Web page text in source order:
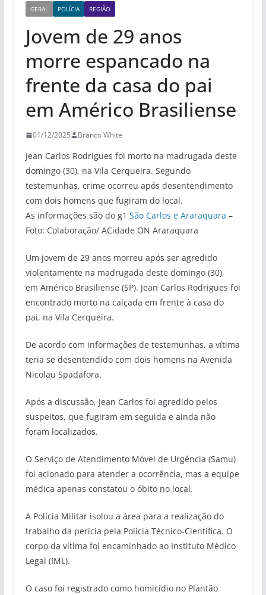
GERAL POLÍCIA REGIÃO
Jovem de 29 anos
morre espancado na
frente da casa do pai
em Américo Brasiliense
01/12/2025 Branco White
Jean Carlos Rodrigues foi morto na madrugada deste
domingo (30), na Vila Cerqueira. Segundo
testemunhas, crime ocorreu após desentendimento
com dois homens que fugiram do local.
As informações são do g1 São Carlos e Araraquara –
Foto: Colaboração/ ACidade ON Araraquara
Um jovem de 29 anos morreu após ser agredido
violentamente na madrugada deste domingo (30),
em Américo Brasiliense (SP). Jean Carlos Rodrigues foi
encontrado morto na calçada em frente à casa do
pai, na Vila Cerqueira.
De acordo com informações de testemunhas, a vítima
teria se desentendido com dois homens na Avenida
Nicolau Spadafora.
Após a discussão, Jean Carlos foi agredido pelos
suspeitos, que fugiram em seguida e ainda não
foram localizados.
O Serviço de Atendimento Móvel de Urgência (Samu)
foi acionado para atender a ocorrência, mas a equipe
médica apenas constatou o óbito no local.
A Polícia Militar isolou a área para a realização do
trabalho da perícia pela Polícia Técnico-Científica. O
corpo da vítima foi encaminhado ao Instituto Médico
Legal (IML).
O caso foi registrado como homicídio no Plantão